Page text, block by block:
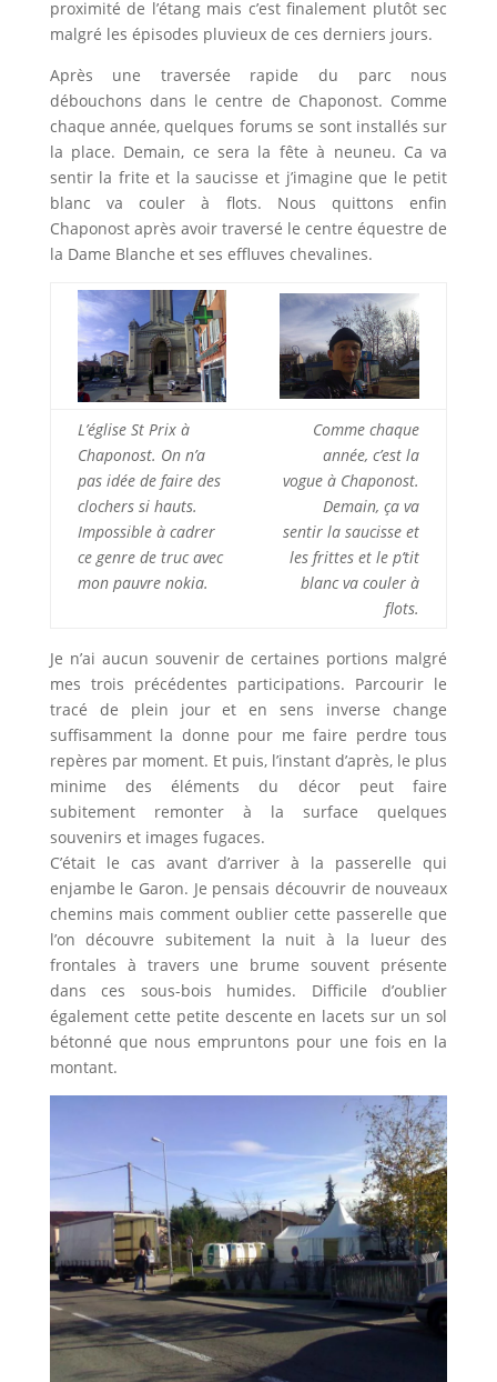
proximité de l’étang mais c’est finalement plutôt sec
malgré les épisodes pluvieux de ces derniers jours.
Après une traversée rapide du parc nous
débouchons dans le centre de Chaponost. Comme
chaque année, quelques forums se sont installés sur
la place. Demain, ce sera la fête à neuneu. Ca va
sentir la frite et la saucisse et j’imagine que le petit
blanc va couler à flots. Nous quittons enfin
Chaponost après avoir traversé le centre équestre de
la Dame Blanche et ses effluves chevalines.
L’église St Prix à
Chaponost. On n’a
pas idée de faire des
clochers si hauts.
Impossible à cadrer
ce genre de truc avec
mon pauvre nokia.
Comme chaque
année, c’est la
vogue à Chaponost.
Demain, ça va
sentir la saucisse et
les frittes et le p’tit
blanc va couler à
flots.
Je n’ai aucun souvenir de certaines portions malgré
mes trois précédentes participations. Parcourir le
tracé de plein jour et en sens inverse change
suffisamment la donne pour me faire perdre tous
repères par moment. Et puis, l’instant d’après, le plus
minime des éléments du décor peut faire
subitement remonter à la surface quelques
souvenirs et images fugaces.
C’était le cas avant d’arriver à la passerelle qui
enjambe le Garon. Je pensais découvrir de nouveaux
chemins mais comment oublier cette passerelle que
l’on découvre subitement la nuit à la lueur des
frontales à travers une brume souvent présente
dans ces sous-bois humides. Difficile d’oublier
également cette petite descente en lacets sur un sol
bétonné que nous empruntons pour une fois en la
montant.